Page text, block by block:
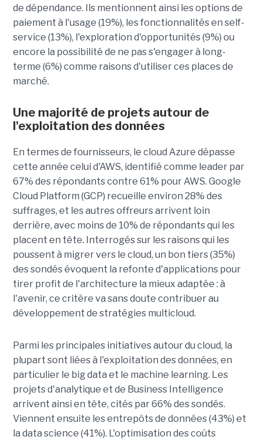
de dépendance. Ils mentionnent ainsi les options de
paiement à l'usage (19%), les fonctionnalités en self-
service (13%), l'exploration d'opportunités (9%) ou
encore la possibilité de ne pas s'engager à long-
terme (6%) comme raisons d'utiliser ces places de
marché.
Une majorité de projets autour de
l'exploitation des données
En termes de fournisseurs, le cloud Azure dépasse
cette année celui d'AWS, identifié comme leader par
67% des répondants contre 61% pour AWS. Google
Cloud Platform (GCP) recueille environ 28% des
suffrages, et les autres offreurs arrivent loin
derrière, avec moins de 10% de répondants qui les
placent en tête. Interrogés sur les raisons qui les
poussent à migrer vers le cloud, un bon tiers (35%)
des sondés évoquent la refonte d'applications pour
tirer profit de l'architecture la mieux adaptée : à
l'avenir, ce critère va sans doute contribuer au
développement de stratégies multicloud.
Parmi les principales initiatives autour du cloud, la
plupart sont liées à l'exploitation des données, en
particulier le big data et le machine learning. Les
projets d'analytique et de Business Intelligence
arrivent ainsi en tête, cités par 66% des sondés.
Viennent ensuite les entrepôts de données (43%) et
la data science (41%). L'optimisation des coûts